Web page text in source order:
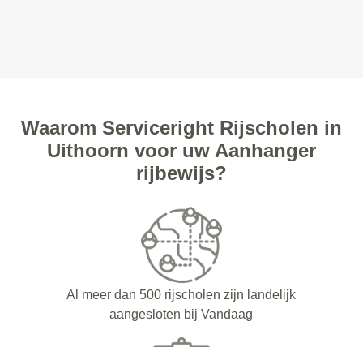
Waarom Serviceright Rijscholen in
Uithoorn voor uw Aanhanger
rijbewijs?
Al meer dan 500 rijscholen zijn landelijk
aangesloten bij Vandaag